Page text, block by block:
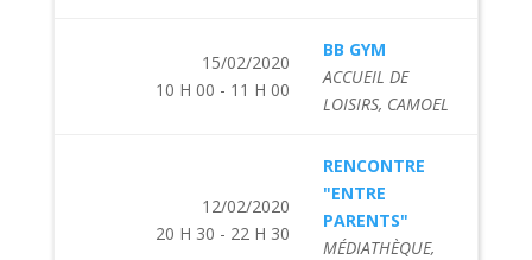
15/02/2020
10 H 00 - 11 H 00
BB GYM
ACCUEIL DE
LOISIRS, CAMOEL
12/02/2020
20 H 30 - 22 H 30
RENCONTRE
"ENTRE
PARENTS"
MÉDIATHÈQUE,